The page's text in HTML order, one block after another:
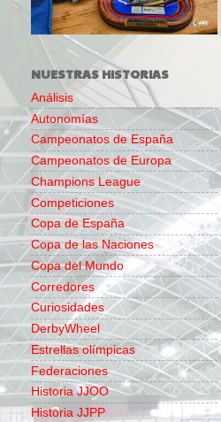
NUESTRAS HISTORIAS
Análisis
Autonomías
Campeonatos de España
Campeonatos de Europa
Champions League
Competiciones
Copa de España
Copa de las Naciones
Copa del Mundo
Corredores
Curiosidades
DerbyWheel
Estrellas olímpicas
Federaciones
Historia JJOO
Historia JJPP